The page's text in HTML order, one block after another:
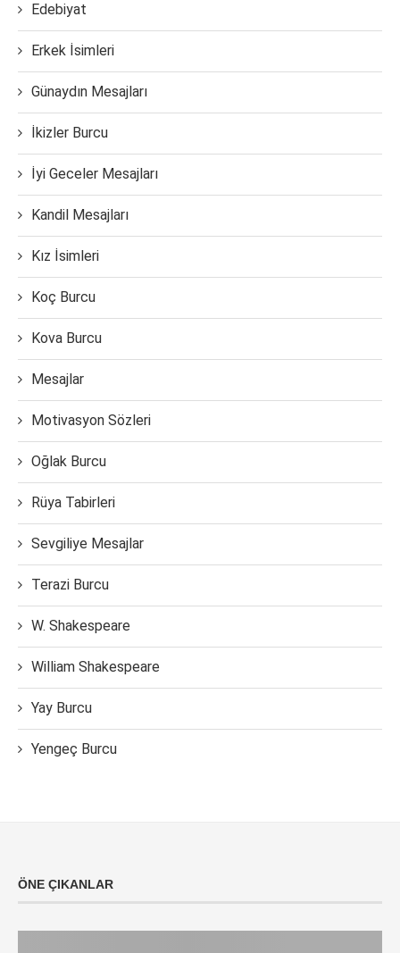
Edebiyat
Erkek İsimleri
Günaydın Mesajları
İkizler Burcu
İyi Geceler Mesajları
Kandil Mesajları
Kız İsimleri
Koç Burcu
Kova Burcu
Mesajlar
Motivasyon Sözleri
Oğlak Burcu
Rüya Tabirleri
Sevgiliye Mesajlar
Terazi Burcu
W. Shakespeare
William Shakespeare
Yay Burcu
Yengeç Burcu
ÖNE ÇIKANLAR